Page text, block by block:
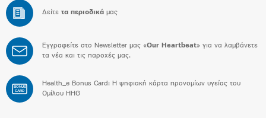
Δείτε τα περιοδικά μας
Εγγραφείτε στο Newsletter μας «Our Heartbeat» για να λαμβάνετε
τα νέα και τις παροχές μας.
BONUS
CARD
Health_e Bonus Card: H ψηφιακή κάρτα προνομίων υγείας του
Ομίλου HHG